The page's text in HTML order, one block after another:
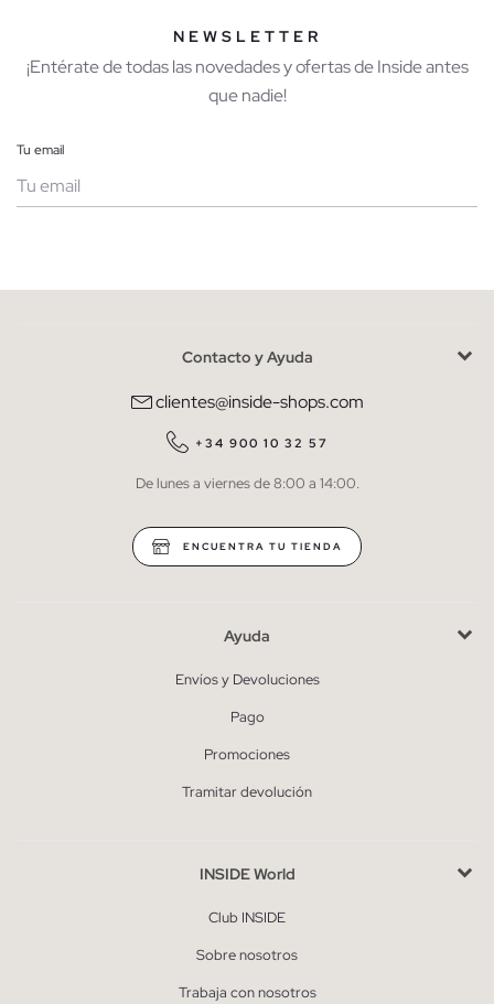
NEWSLETTER
¡Entérate de todas las novedades y ofertas de Inside antes
que nadie!
Tu email
He leído y entiendo lapolítica de privacidad
QUIERO SUSCRIBIRME
* Puedes cancelar la suscripción en cualquier momento.
Contacto y Ayuda
clientes@inside-shops.com
+34 900 10 32 57
De lunes a viernes de 8:00 a 14:00.
ENCUENTRA TU TIENDA
Ayuda
Envíos y Devoluciones
Pago
Promociones
Tramitar devolución
INSIDE World
Club INSIDE
Sobre nosotros
Trabaja con nosotros